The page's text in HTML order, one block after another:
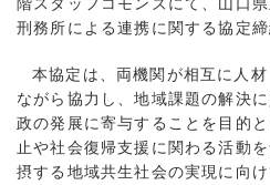
刑務所による連携に関する協定
本協定は、両機関が相互に人
ながら協力し、地域課題の解決
政の発展に寄与することを目的
止や社会復帰支援に関わる活動
摂する地域共生社会の実現に向